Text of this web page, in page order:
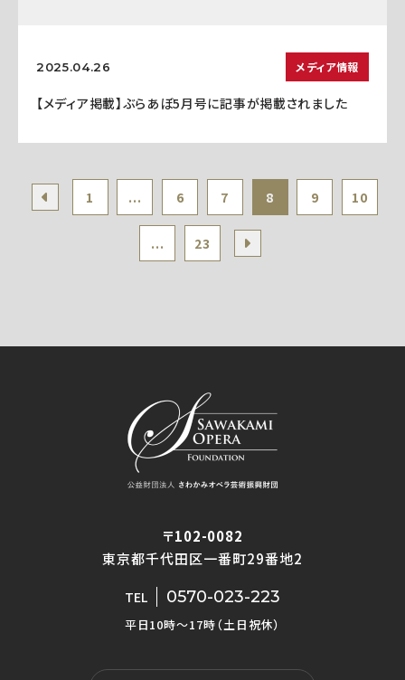
2025.04.26 メディア情報
【メディア掲載】ぶらあぼ5月号に記事が掲載されました
1 ... 6 7 8 9 10
... 23
〒102-0082
東京都千代田区一番町29番地2
TEL 0570-023-223
平日10時〜17時（土日祝休）